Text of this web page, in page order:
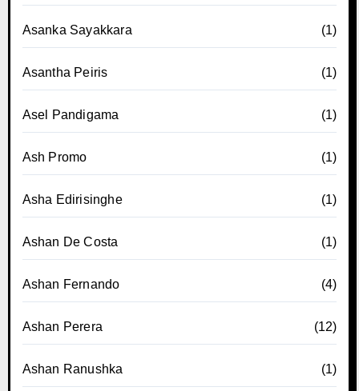
Asanka Sayakkara (1)
Asantha Peiris (1)
Asel Pandigama (1)
Ash Promo (1)
Asha Edirisinghe (1)
Ashan De Costa (1)
Ashan Fernando (4)
Ashan Perera (12)
Ashan Ranushka (1)